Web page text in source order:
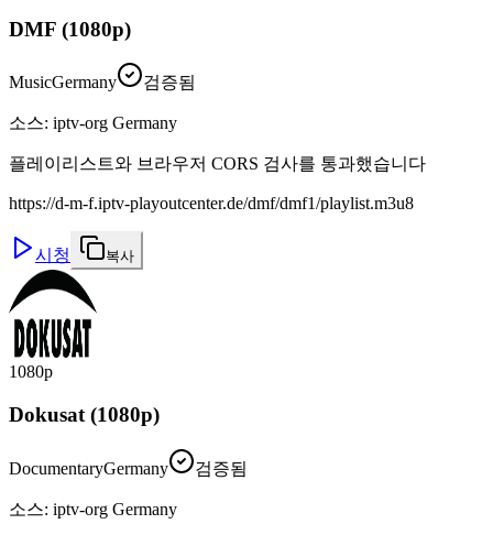
DMF (1080p)
MusicGermany 검증됨
소스: iptv-org Germany
플레이리스트와 브라우저 CORS 검사를 통과했습니다
https://d-m-f.iptv-playoutcenter.de/dmf/dmf1/playlist.m3u8
시청 복사
1080p
Dokusat (1080p)
DocumentaryGermany 검증됨
소스: iptv-org Germany